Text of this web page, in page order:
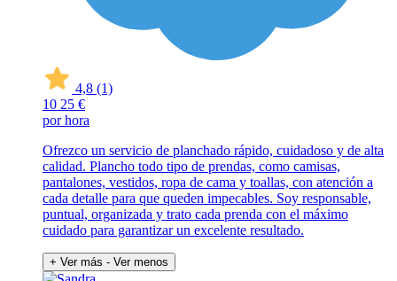
4,8 (1)
10 25 €
por hora
Ofrezco un servicio de planchado rápido, cuidadoso y de alta
calidad. Plancho todo tipo de prendas, como camisas,
pantalones, vestidos, ropa de cama y toallas, con atención a
cada detalle para que queden impecables. Soy responsable,
puntual, organizada y trato cada prenda con el máximo
cuidado para garantizar un excelente resultado.
+ Ver más - Ver menos